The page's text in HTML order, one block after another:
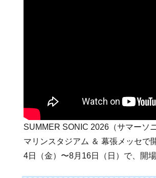
SUMMER SONIC 2026（サマーソ
マリンスタジアム ＆ 幕張メッセで
4日（金）〜8月16日（日）で、開